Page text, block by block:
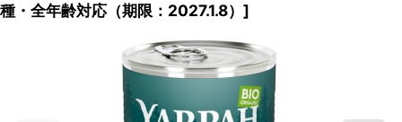
種・全年齢対応（期限：2027.1.8） ]